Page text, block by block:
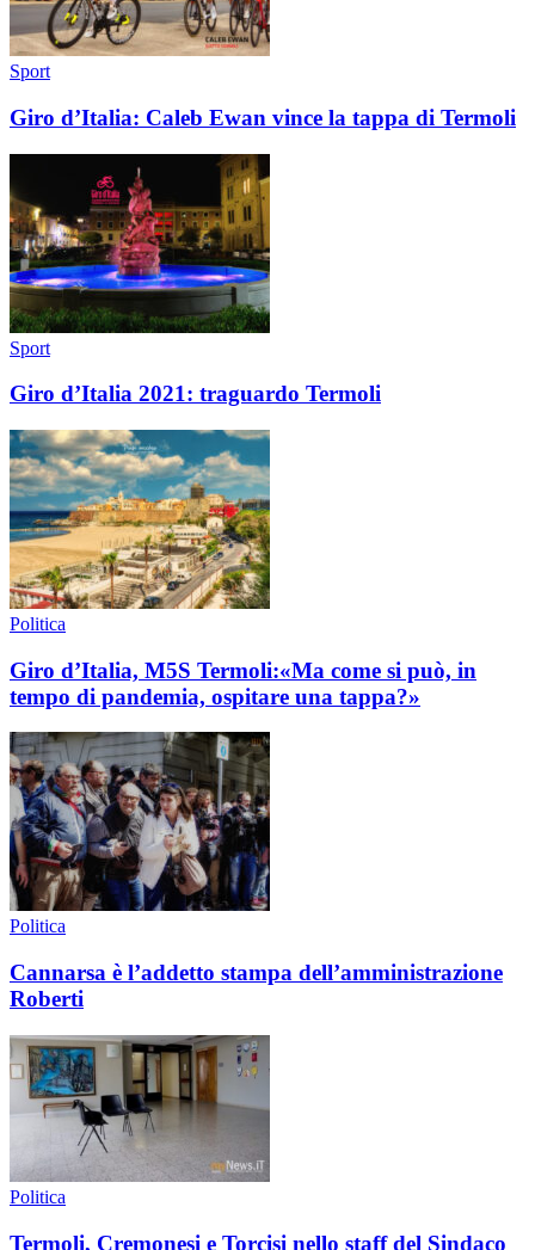
Sport
Giro d’Italia: Caleb Ewan vince la tappa di Termoli
Sport
Giro d’Italia 2021: traguardo Termoli
Politica
Giro d’Italia, M5S Termoli:«Ma come si può, in
tempo di pandemia, ospitare una tappa?»
Politica
Cannarsa è l’addetto stampa dell’amministrazione
Roberti
Politica
Termoli, Cremonesi e Torcisi nello staff del Sindaco